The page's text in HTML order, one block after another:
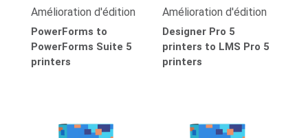
Amélioration d'édition
PowerForms to
PowerForms Suite 5
printers
Amélioration d'édition
Designer Pro 5
printers to LMS Pro 5
printers